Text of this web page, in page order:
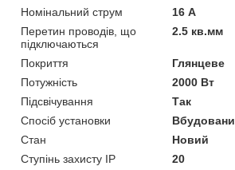
Номінальний струм
16 А
Перетин проводів, що
підключаються
2.5 кв.мм
Покриття
Глянцеве
Потужність
2000 Вт
Підсвічування
Так
Спосіб установки
Стан
Новий
Ступінь захисту IP
20